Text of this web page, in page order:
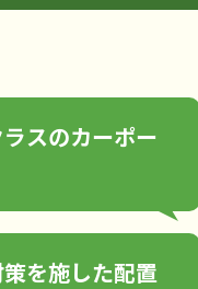
スのカーポー
を施した配置